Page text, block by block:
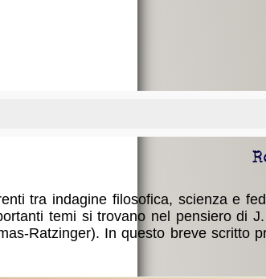
tra indagine filosofica, scienza e
temi si trovano nel pensiero di
Ratzinger). In questo breve scritto